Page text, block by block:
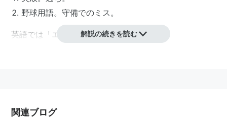
野球用語。守備でのミス。
英語では「エラー(error)」。
解説の続きを読む
関連ブログ